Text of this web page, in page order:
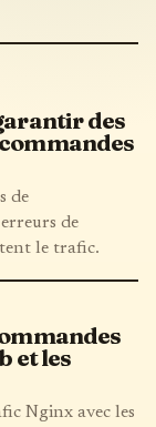
des
de
de
le trafic.
et les
Nginx avec les